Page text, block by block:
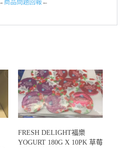
商品問題回報 ←
FRESH DELIGHT福樂
YOGURT 180G X 10PK 草莓